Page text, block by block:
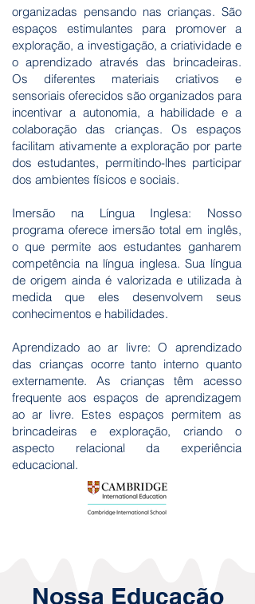
organizadas pensando nas crianças. São
espaços estimulantes para promover a
exploração, a investigação, a criatividade e
o aprendizado através das brincadeiras.
Os diferentes materiais criativos e
sensoriais oferecidos são organizados para
incentivar a autonomia, a habilidade e a
colaboração das crianças. Os espaços
facilitam ativamente a exploração por parte
dos estudantes, permitindo-lhes participar
dos ambientes físicos e sociais.
Imersão na Língua Inglesa: Nosso
programa oferece imersão total em inglês,
o que permite aos estudantes ganharem
competência na língua inglesa. Sua língua
de origem ainda é valorizada e utilizada à
medida que eles desenvolvem seus
conhecimentos e habilidades.
Aprendizado ao ar livre: O aprendizado
das crianças ocorre tanto interno quanto
externamente. As crianças têm acesso
frequente aos espaços de aprendizagem
ao ar livre. Estes espaços permitem as
brincadeiras e exploração, criando o
aspecto relacional da experiência
educacional.
Nossa Educação